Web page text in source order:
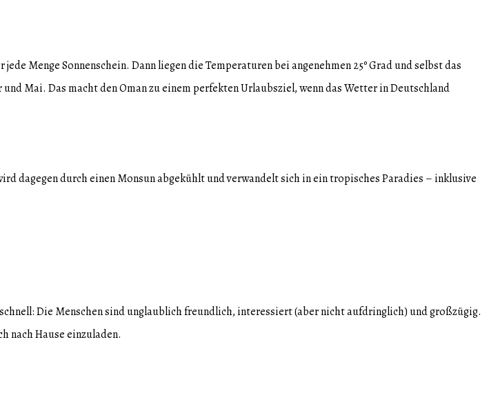
Menge Sonnenschein. Dann liegen die Temperaturen bei angenehmen 25º Grad und selbst das
Mai. Das macht den Oman zu einem perfekten Urlaubsziel, wenn das Wetter in Deutschland
dagegen durch einen Monsun abgekühlt und verwandelt sich in ein tropisches Paradies – inklusive
Die Menschen sind unglaublich freundlich, interessiert (aber nicht aufdringlich) und großzügig.
nach Hause einzuladen.